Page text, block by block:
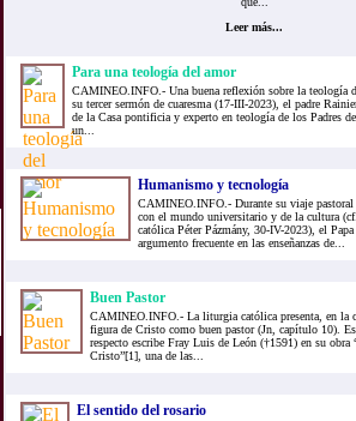
Leer más...
Para una teología del amor
CAMINEO.INFO.- Una buena reflexión sobre la teología
su tercer sermón de cuaresma (17-III-2023), el padre
de la Casa pontificia y experto en teología de los Padres
un...
Humanismo y tecnología
CAMINEO.INFO.- Durante su viaje pastoral
con el mundo universitario y de la cultura
católica Péter Pázmány, 30-IV-2023), el
argumento frecuente en las enseñanzas de...
Buen Pastor
CAMINEO.INFO.- La liturgia católica presenta, en la
figura de Cristo como buen pastor (Jn, capítulo 10).
respecto escribe Fray Luis de León (†1591) en su obra
Cristo”[1], una de las...
El sentido del rosario